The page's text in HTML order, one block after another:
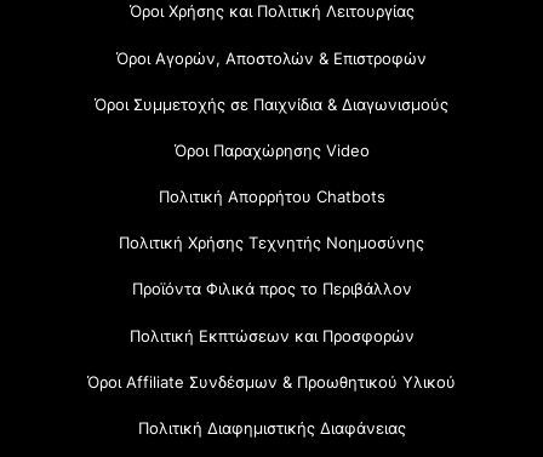
Όροι Χρήσης και Πολιτική Λειτουργίας
Όροι Αγορών, Αποστολών & Επιστροφών
Όροι Συμμετοχής σε Παιχνίδια & Διαγωνισμούς
Όροι Παραχώρησης Video
Πολιτική Απορρήτου Chatbots
Πολιτική Χρήσης Τεχνητής Νοημοσύνης
Προϊόντα Φιλικά προς το Περιβάλλον
Πολιτική Εκπτώσεων και Προσφορών
Όροι Affiliate Συνδέσμων & Προωθητικού Υλικού
Πολιτική Διαφημιστικής Διαφάνειας